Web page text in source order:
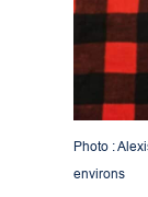
Photo :
environs